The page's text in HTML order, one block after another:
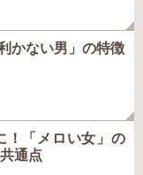
かない男」の特徴
！「メロい女」の
通点